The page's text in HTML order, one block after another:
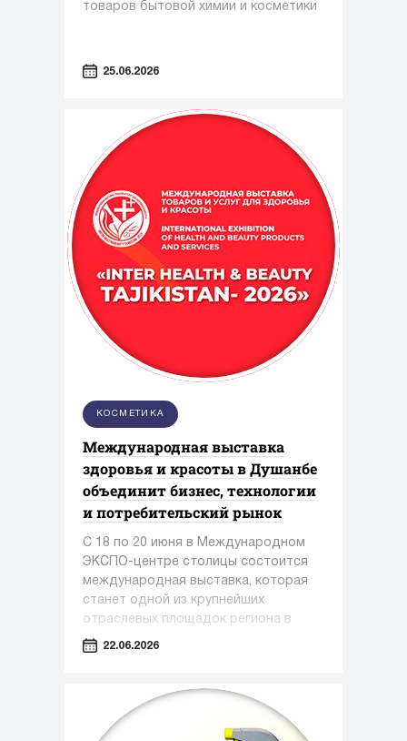
товаров бытовой химии и косметики
25.06.2026
КОСМЕТИКА
Международная выставка
здоровья и красоты в Душанбе
объединит бизнес, технологии
и потребительский рынок
С 18 по 20 июня в Международном
ЭКСПО-центре столицы состоится
международная выставка, которая
станет одной из крупнейших
отраслевых площадок региона в
сфере медицины, фармацевтики и
22.06.2026